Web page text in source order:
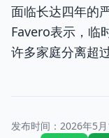
面临长达四年的
Favero表示，临
许多家庭分离超
发布时间： 2026年5